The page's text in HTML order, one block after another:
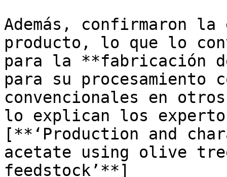
Además, confirmaron
producto, lo que lo
para la **fabricación
para su procesamiento
convencionales en
lo explican los
[**‘Production and
acetate using olive
feedstock’**]